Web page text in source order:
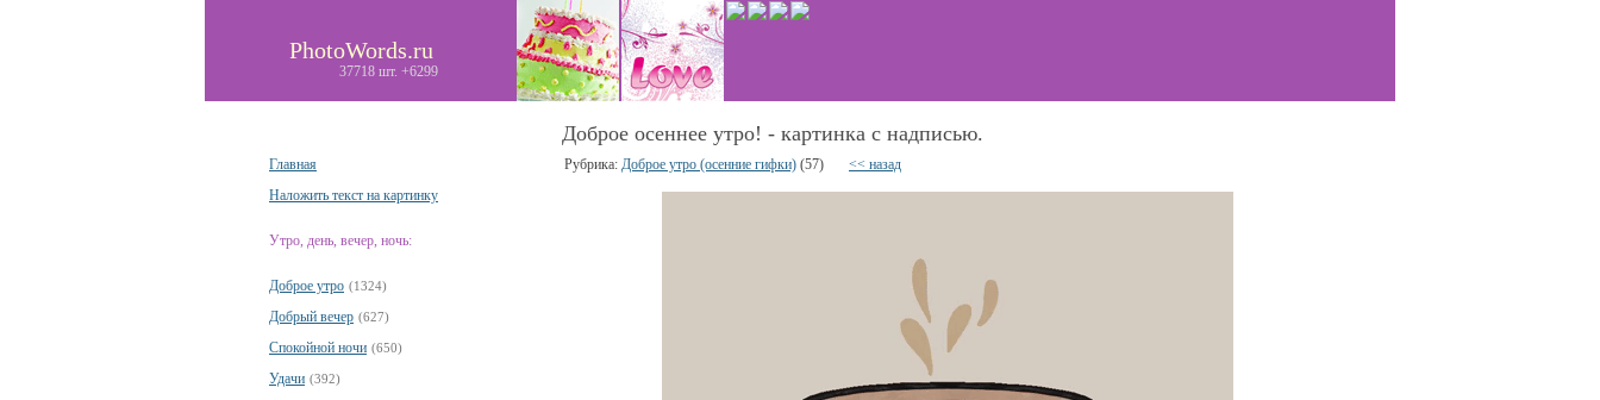
PhotoWords.ru
37718 шт. +6299
Главная
Наложить текст на картинку
Утро, день, вечер, ночь:
Доброе утро (1324)
Добрый вечер (627)
Спокойной ночи (650)
Удачи (392)
Доброе осеннее утро! - картинка с надписью.
Рубрика: Доброе утро (осенние гифки) (57) << назад